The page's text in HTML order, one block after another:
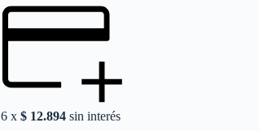
6 x$ 12.894 sin interés